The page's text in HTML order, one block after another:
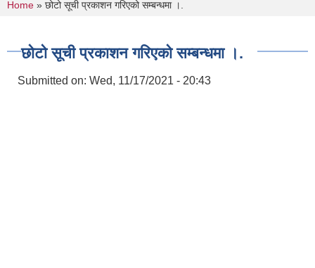
You are here
Home » छोटो सूची प्रकाशन गरिएको सम्बन्धमा ।.
छोटो सूची प्रकाशन गरिएको सम्बन्धमा ।.
Submitted on: Wed, 11/17/2021 - 20:43